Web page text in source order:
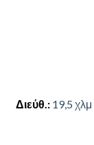
Διεύθ.: ​​19,5